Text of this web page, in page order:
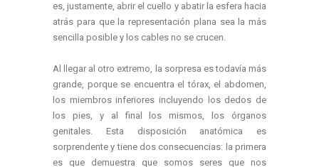
es, justamente, abrir el cuello y abatir la esfera hacia
atrás para que la representación plana sea la más
sencilla posible y los cables no se crucen.
Al llegar al otro extremo, la sorpresa es todavía más
grande, porque se encuentra el tórax, el abdomen,
los miembros inferiores incluyendo los dedos de
los pies, y al final los mismos, los órganos
genitales. Esta disposición anatómica es
sorprendente y tiene dos consecuencias: la primera
es que demuestra que somos seres que nos